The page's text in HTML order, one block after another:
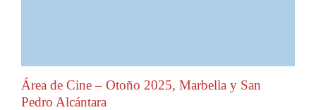
Área de Cine – Otoño 2025, Marbella y San
Pedro Alcántara